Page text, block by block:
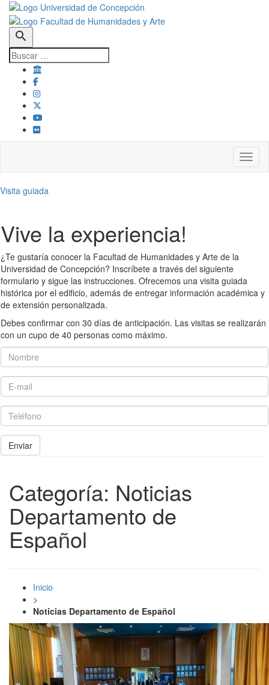
search
Visita guiada
Vive la experiencia!
¿Te gustaría conocer la Facultad de Humanidades y Arte de la
Universidad de Concepción? Inscríbete a través del siguiente
formulario y sigue las instrucciones. Ofrecemos una visita guiada
histórica por el edificio, además de entregar información académica y
de extensión personalizada.
Debes confirmar con 30 días de anticipación. Las visitas se realizarán
con un cupo de 40 personas como máximo.
Nombre
E-mail
Teléfono
Enviar
Categoría: Noticias
Departamento de
Español
Inicio
>
Noticias Departamento de Español